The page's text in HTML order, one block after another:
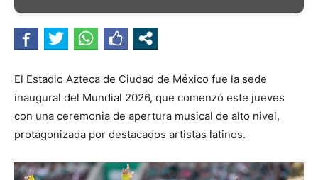
El Estadio Azteca de Ciudad de México fue la sede
inaugural del Mundial 2026, que comenzó este jueves
con una ceremonia de apertura musical de alto nivel,
protagonizada por destacados artistas latinos.